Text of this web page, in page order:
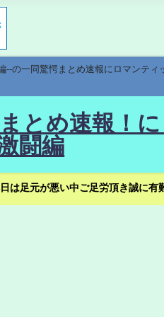
の一同驚愕まとめ速報にロマンティ
とめ速報！
闘編
足元が悪い中ご足労頂き誠に有